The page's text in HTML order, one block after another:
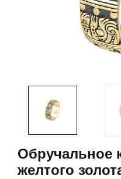
Обручальное
желтого